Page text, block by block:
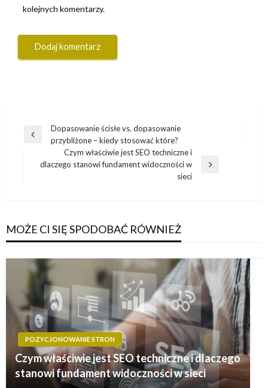
kolejnych komentarzy.
Nawigacja
wpisu
Poprzedni
Dopasowanie ścisłe vs. dopasowanie
przybliżone – kiedy stosować które?
Następny
Czym właściwie jest SEO techniczne i
dlaczego stanowi fundament widoczności w
sieci
MOŻE CI SIĘ SPODOBAĆ RÓWNIEŻ
POZYCJONOWANIE STRON
Czym właściwie jest SEO techniczne i dlaczego
stanowi fundament widoczności w sieci